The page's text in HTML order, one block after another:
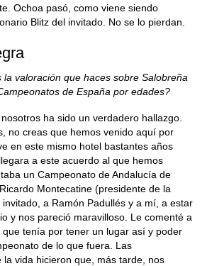
Ochoa pasó, como viene siendo
Blitz del invitado. No se lo pierdan.
valoración que haces sobre Salobreña
de España por edades?
ha sido un verdadero hallazgo.
no creas que hemos venido aquí por
en este mismo hotel bastantes años
a este acuerdo al que hemos
un Campeonato de Andalucía de
Montecatine (presidente de la
invitado, a Ramón Padullés y a mí, a estar
y nos pareció maravilloso. Le comenté a
que tenía por tener un lugar así y poder
de lo que fuera. Las
la vida hicieron que, más tarde, nos